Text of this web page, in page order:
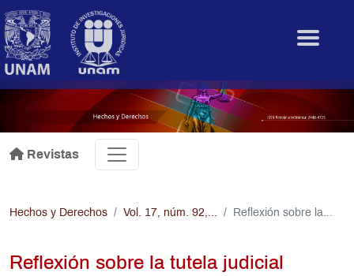
.
Revistas
Hechos y Derechos Vol. 17, núm. 92,... Reflexión sobre la...
Reflexión sobre la tutela judicial